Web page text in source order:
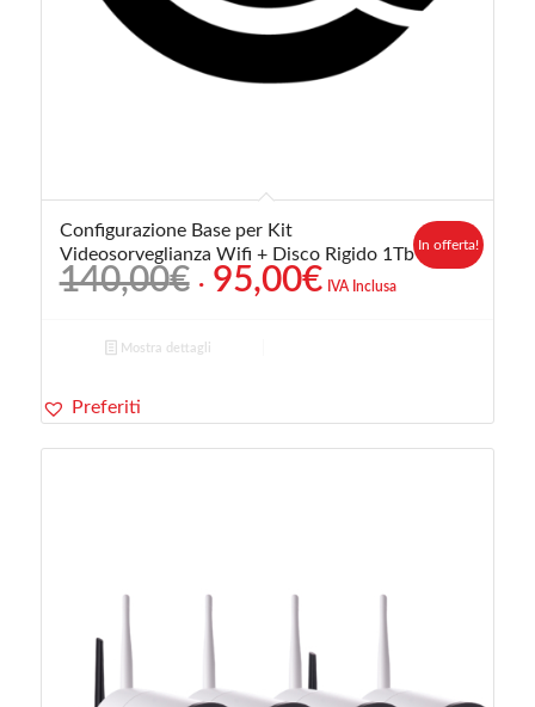
Configurazione Base per Kit
Videosorveglianza Wifi + Disco Rigido 1Tb
140,00€ Il
prezzo
originale
era:
95,00€IlIVA Inclusa
In offerta!
Mostra dettagli
Preferiti